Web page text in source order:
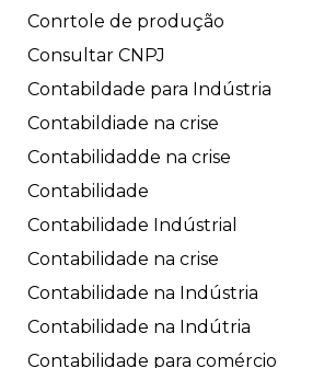
Conrtole de produção
Consultar CNPJ
Contabildade para Indústria
Contabildiade na crise
Contabilidadde na crise
Contabilidade
Contabilidade Indústrial
Contabilidade na crise
Contabilidade na Indústria
Contabilidade na Indútria
Contabilidade para comércio